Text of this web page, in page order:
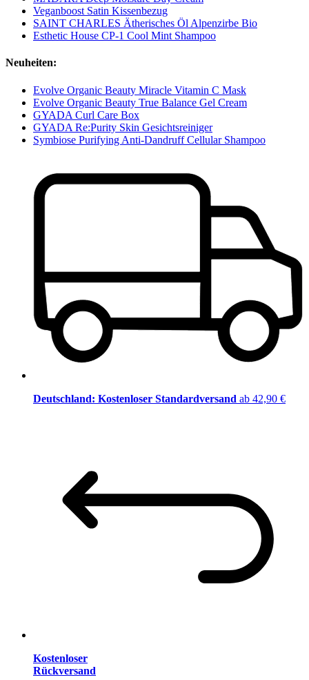
Veganboost Satin Kissenbezug
SAINT CHARLES Ätherisches Öl Alpenzirbe Bio
Esthetic House CP-1 Cool Mint Shampoo
Neuheiten:
Evolve Organic Beauty Miracle Vitamin C Mask
Evolve Organic Beauty True Balance Gel Cream
GYADA Curl Care Box
GYADA Re:Purity Skin Gesichtsreiniger
Symbiose Purifying Anti-Dandruff Cellular Shampoo
Deutschland: Kostenloser Standardversand ab 42,90 €
Kostenloser
Rückversand